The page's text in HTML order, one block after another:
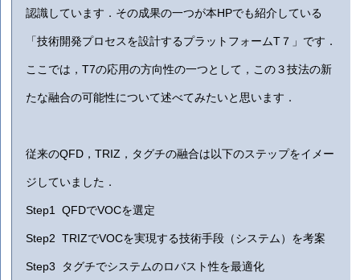
認識しています．その成果の一つが本HPでも紹介している
「技術開発プロセスを設計するプラットフォームT７」です．
ここでは，T7の応用の方向性の一つとして，この３技法の新
たな融合の可能性について述べてみたいと思います．
従来のQFD，TRIZ，タグチの融合は以下のステップをイメー
ジしていました．
Step1 QFDでVOCを選定
Step2 TRIZでVOCを実現する技術手段（システム）を考案
Step3 タグチでシステムのロバスト性を最適化